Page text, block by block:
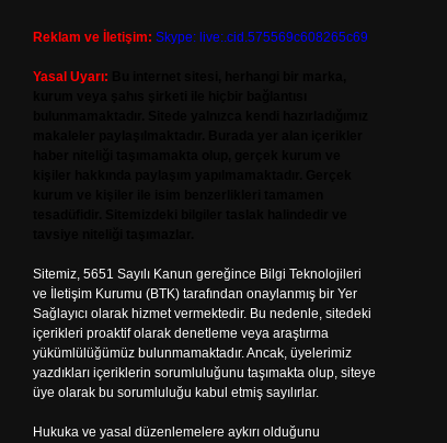
Reklam ve İletişim: Skype: live:.cid.575569c608265c69
Yasal Uyarı:
Sitemiz, 5651 Sayılı Kanun gereğince Bilgi Teknolojileri
ve İletişim Kurumu (BTK) tarafından onaylanmış bir Yer
Sağlayıcı olarak hizmet vermektedir. Bu nedenle, sitedeki
içerikleri proaktif olarak denetleme veya araştırma
yükümlülüğümüz bulunmamaktadır. Ancak, üyelerimiz
yazdıkları içeriklerin sorumluluğunu taşımakta olup, siteye
üye olarak bu sorumluluğu kabul etmiş sayılırlar.
Hukuka ve yasal düzenlemelere aykırı olduğunu